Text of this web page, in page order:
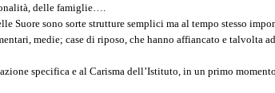
delle famiglie….
Suore sono sorte strutture semplici ma al tempo stesso
medie; case di riposo, che hanno affiancato e talvolta
specifica e al Carisma dell’Istituto, in un primo